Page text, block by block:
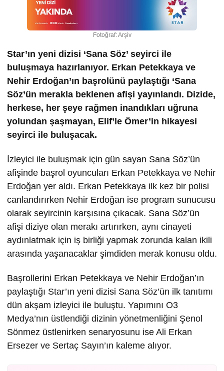
Fotoğraf: Arşiv
Star’ın yeni dizisi ‘Sana Söz’ seyirci ile
buluşmaya hazırlanıyor. Erkan Petekkaya ve
Nehir Erdoğan’ın başrolünü paylaştığı ‘Sana
Söz’ün merakla beklenen afişi yayınlandı. Dizide,
herkese, her şeye rağmen inand ı kları uğruna
yolundan şaşmayan, Elif’ le Omer’in hikayesi
seyirci ile buluşacak.
İzleyici ile buluşmak için gün sayan Sana Söz’ün
afişinde başrol oyuncuları Erkan Petekkaya ve Nehir
Erdoğan yer aldı. Erkan Petekkaya ilk kez bir polisi
canlandırırken Nehir Erdoğan ise program sunucusu
olarak seyircinin karşısına çıkacak. Sana Söz’ün
afişi diziye olan merakı artırırken, aynı cinayeti
aydınlatmak için iş birliği yapmak zorunda kalan ikili
arasında yaşanacaklar şimdiden merak konusu oldu.
Başrollerini Erkan Petekkaya ve Nehir Erdoğan’ın
paylaştığı Star’ın yeni dizisi Sana Söz’ün ilk tanıtımı
dün akşam izleyici ile buluştu. Yapımını O3
Medya’nın üstlendiği dizinin yönetmenliğini Şenol
Sönmez üstlenirken senaryosunu ise Ali Erkan
Ersezer ve Sertaç Sayın’ın kaleme alıyor.